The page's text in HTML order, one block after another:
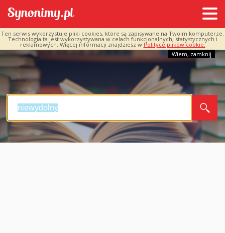
Ten serwis wykorzystuje pliki cookies, które są zapisywane na Twoim komputerze.
Technologia ta jest wykorzystywana w celach funkcjonalnych, statystycznych i
reklamowych. Więcej informacji znajdziesz w Polityce plików cookie.
Wiem, zamknij